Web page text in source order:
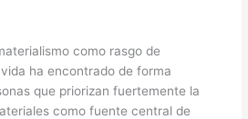
como rasgo de
ha encontrado de forma
que priorizan fuertemente la
como fuente central de